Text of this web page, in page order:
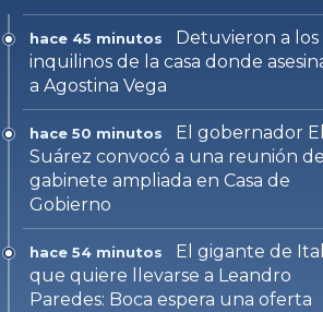
hace 45 minutos
Detuvieron a los
inquilinos de la casa donde
a Agostina Vega
hace 50 minutos
El gobernador
Suárez convocó a una reunión de
gabinete ampliada en Casa de
Gobierno
hace 54 minutos
El gigante de
que quiere llevarse a Leandro
Paredes: Boca espera una oferta